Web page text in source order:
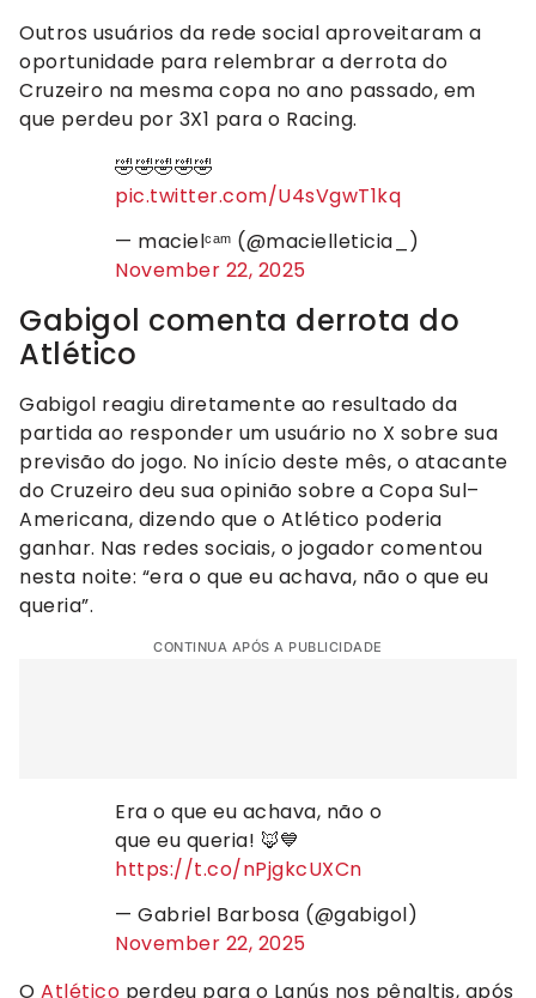
Outros usuários da rede social aproveitaram a
oportunidade para relembrar a derrota do
Cruzeiro na mesma copa no ano passado, em
que perdeu por 3X1 para o Racing.
🤣🤣🤣🤣🤣
pic.twitter.com/U4sVgwT1kq
— macielᶜᵃᵐ (@macielleticia_)
November 22, 2025
Gabigol comenta derrota do
Atlético
Gabigol reagiu diretamente ao resultado da
partida ao responder um usuário no X sobre sua
previsão do jogo. No início deste mês, o atacante
do Cruzeiro deu sua opinião sobre a Copa Sul–
Americana, dizendo que o Atlético poderia
ganhar. Nas redes sociais, o jogador comentou
nesta noite: “era o que eu achava, não o que eu
queria”.
CONTINUA APÓS A PUBLICIDADE
Era o que eu achava, não o
que eu queria! 🦊💙
https://t.co/nPjgkcUXCn
— Gabriel Barbosa (@gabigol)
November 22, 2025
O Atlético perdeu para o Lanús nos pênaltis, após